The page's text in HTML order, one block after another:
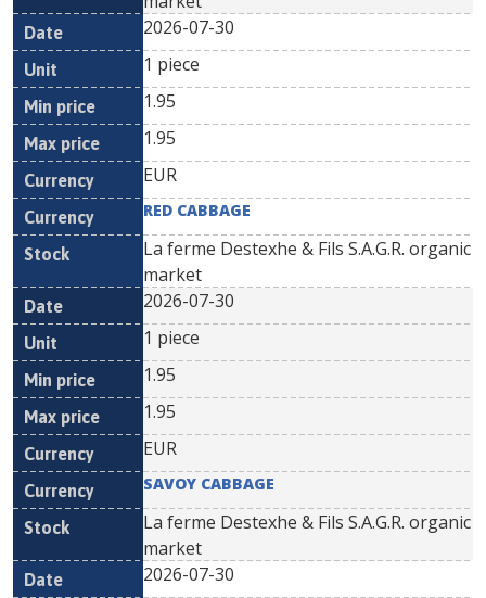
2026-07-30
1 piece
1.95
1.95
EUR
RED CABBAGE
La ferme Destexhe & Fils S.A.G.R. organic
market
2026-07-30
1 piece
1.95
1.95
EUR
SAVOY CABBAGE
La ferme Destexhe & Fils S.A.G.R. organic
market
2026-07-30